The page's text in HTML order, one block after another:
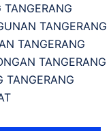
TANGERANG
TANGERANG
TANGERANG
TANGERANG